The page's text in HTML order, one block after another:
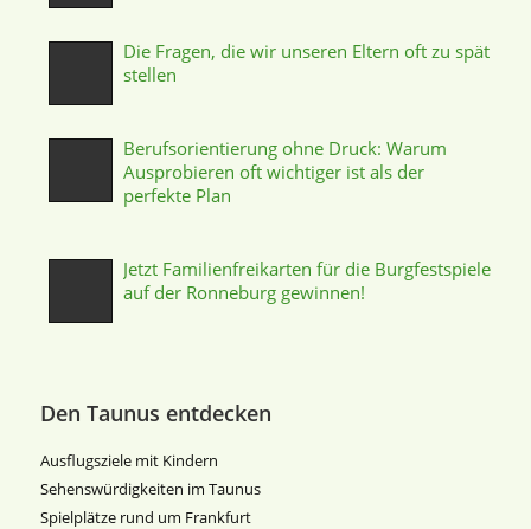
Die Fragen, die wir unseren Eltern oft zu spät
stellen
Berufsorientierung ohne Druck: Warum
Ausprobieren oft wichtiger ist als der
perfekte Plan
Jetzt Familienfreikarten für die Burgfestspiele
auf der Ronneburg gewinnen!
Den Taunus entdecken
Ausflugsziele mit Kindern
Sehenswürdigkeiten im Taunus
Spielplätze rund um Frankfurt